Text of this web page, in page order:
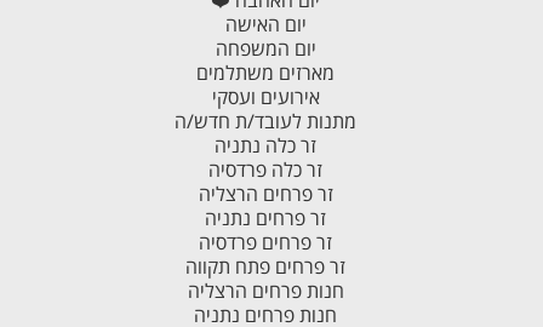
יום האישה
יום המשפחה
מארזים משתלמים
אירועים ועסקי
מתנות לעובד/ת חדש/ה
זר כלה נתניה
זר כלה פרדסיה
זר פרחים הרצליה
זר פרחים נתניה
זר פרחים פרדסיה
זר פרחים פתח תקווה
חנות פרחים הרצליה
חנות פרחים נתניה